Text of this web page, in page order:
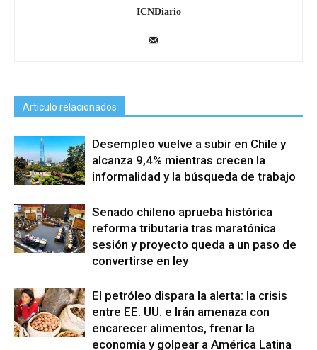
ICNDiario
Artículo relacionados
Desempleo vuelve a subir en Chile y
alcanza 9,4% mientras crecen la
informalidad y la búsqueda de trabajo
Senado chileno aprueba histórica
reforma tributaria tras maratónica
sesión y proyecto queda a un paso de
convertirse en ley
El petróleo dispara la alerta: la crisis
entre EE. UU. e Irán amenaza con
encarecer alimentos, frenar la
economía y golpear a América Latina